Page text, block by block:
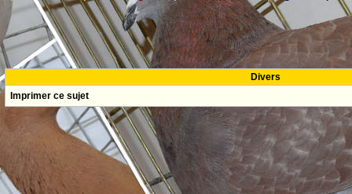
Divers
Imprimer ce sujet